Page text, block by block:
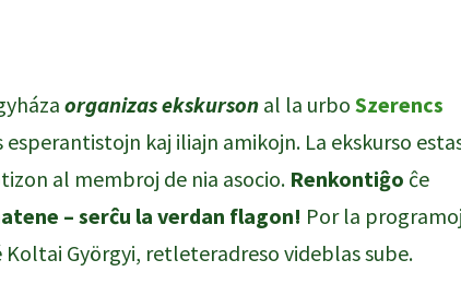
organizas ekskurson al la urboSzerencs
esperantistojn kaj iliajn amikojn. La ekskurso
al membroj de nia asocio. Renkontiĝo ĉe
– serĉu la verdan flagon! Por la
Györgyi, retleteradreso videblas sube.